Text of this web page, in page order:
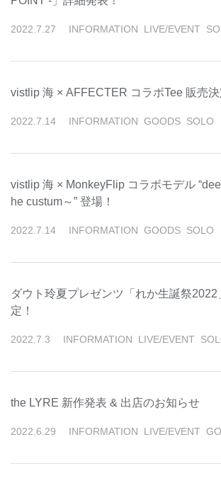
2022 7 27 INFORMATION LIVE/EVENT
vistlip 海 × AFFECTER コラボTee 販売決
2022 7 14 INFORMATION GOODS SOLO
vistlip 海 × MonkeyFlip コラボモデル
he custum～” 登場！
2022 7 14 INFORMATION GOODS SOLO
ダウト玲夏プレゼンツ「れか生誕祭2022
定！
2022 7 3 INFORMATION LIVE/EVENT
the LYRE 新作発表 & 出店のお知らせ
2022 6 29 INFORMATION LIVE/EVENT